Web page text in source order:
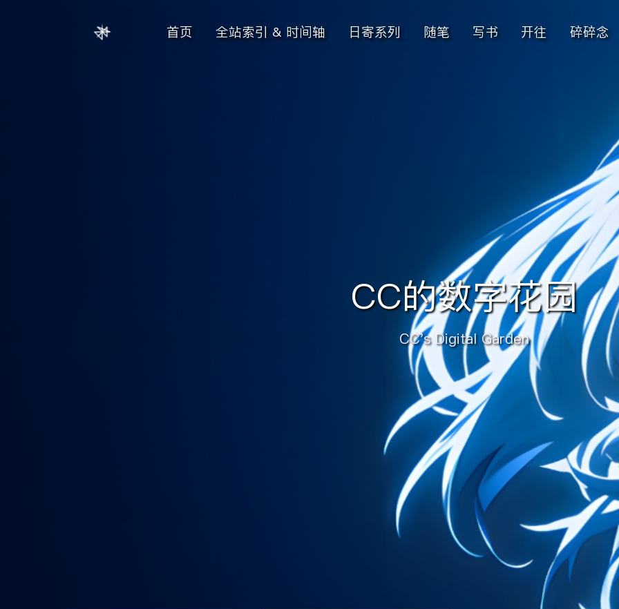
首页 全站索引 & 时间轴 日寄系列 随笔 写书 开往 碎碎念
CC的数字花园
CC's Digital Garden